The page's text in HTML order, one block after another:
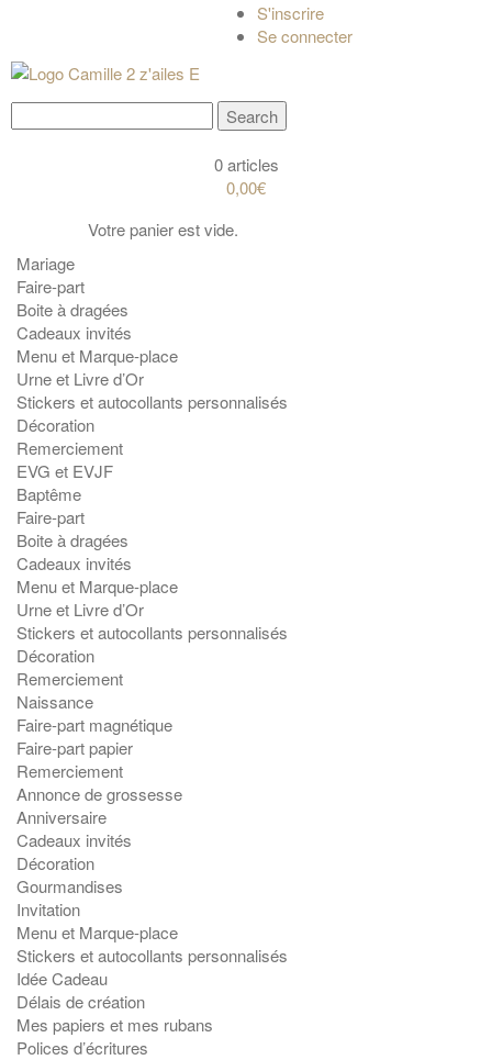
S'inscrire
Se connecter
0 articles
0,00€
Votre panier est vide.
Mariage
Faire-part
Boite à dragées
Cadeaux invités
Menu et Marque-place
Urne et Livre d’Or
Stickers et autocollants personnalisés
Décoration
Remerciement
EVG et EVJF
Baptême
Faire-part
Boite à dragées
Cadeaux invités
Menu et Marque-place
Urne et Livre d’Or
Stickers et autocollants personnalisés
Décoration
Remerciement
Naissance
Faire-part magnétique
Faire-part papier
Remerciement
Annonce de grossesse
Anniversaire
Cadeaux invités
Décoration
Gourmandises
Invitation
Menu et Marque-place
Stickers et autocollants personnalisés
Idée Cadeau
Délais de création
Mes papiers et mes rubans
Polices d’écritures